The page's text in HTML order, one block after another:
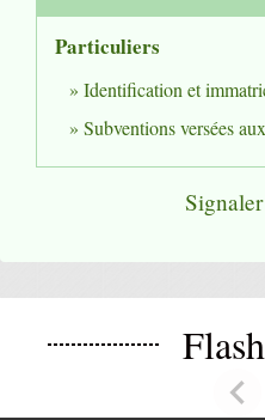
Particuliers
Identification et
Subventions versées
chevron_left